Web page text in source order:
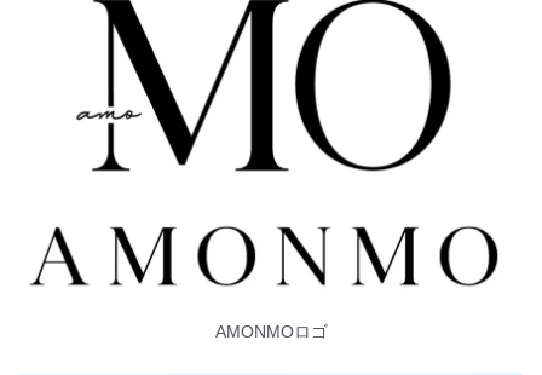
AMONMOロゴ